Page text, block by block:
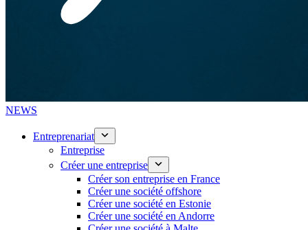
NEWS
Entreprenariat
Entreprise
Créer une entreprise
Créer son entreprise en France
Créer une société offshore
Créer une société en Estonie
Créer une société en Andorre